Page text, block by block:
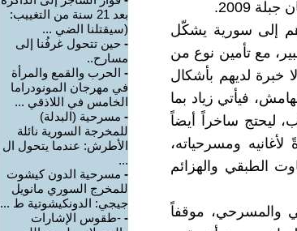
2009.
إلى سورية يشكّل
مع تأمين نوع من
خبرة لديهم بأشكال
فيأتي زياد بما
ليحتج ساخراً أيضاً
ومسرحياته،
الطبقي والهزائم
والمسرحي، موقفاً
بعد 21 سنة من التغييب:
(سيقتلنا الضي ...
- حين تتحول غرفُنا إلى
مسارح..
- الحرب والقمع والمرأة
في مهرجان المونودراما
الخامس في اللاذقي ...
- مسرحية (البدلة)
للمخرجة السورية نائلة
الأطرش: عندما يتحول ال
...
- مسرحية الدون كيشوت
للمخرج السوري مانويل
جيجي: الدونكيشوتية ط ...
- -طقوس الإشارات